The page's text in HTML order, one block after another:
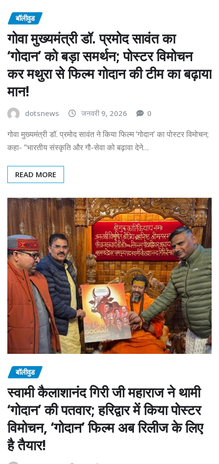
बॉलीवुड
गोवा मुख्यमंत्री डॉ. प्रमोद सावंत का
‘गोदान’ को बड़ा समर्थन; पोस्टर विमोचन
कर मथुरा से फिल्म गोदान की टीम का बढ़ाया
मान!
dotsnews जनवरी 9, 2026 0
गोवा मुख्यमंत्री डॉ. प्रमोद सावंत ने किया फिल्म ‘गोदान’ का पोस्टर विमोचन;
कहा- “भारतीय संस्कृति और गौ-सेवा को बढ़ावा देने…
READ MORE
बॉलीवुड
स्वामी कैलाशानंद गिरी जी महाराज ने थामी
‘गोदान’ की पतवार; हरिद्वार में किया पोस्टर
विमोचन, ‘गोदान’ फिल्म अब रिलीज के लिए
है तैयार!